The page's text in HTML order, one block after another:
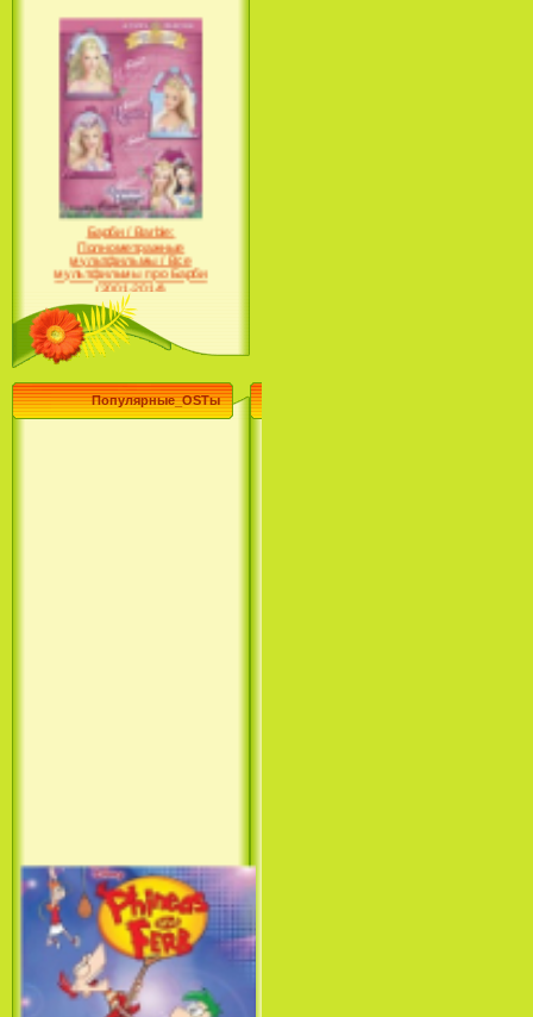
Барби / Barbie:
Полнометражные
мультфильмы / Все
мультфильмы про Барби
(2001-2014)
Фархат: Принц Персии /
Популярные_OSTы